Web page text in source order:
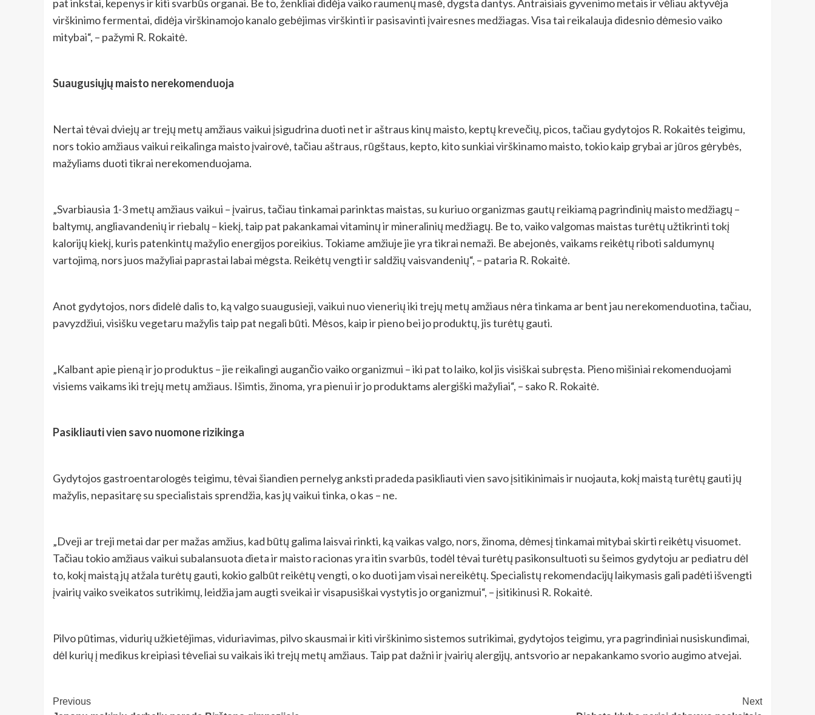
pat inkstai, kepenys ir kiti svarbūs organai. Be to, ženkliai didėja vaiko raumenų masė, dygsta dantys. Antraisiais gyvenimo metais ir vėliau aktyvėja
virškinimo fermentai, didėja virškinamojo kanalo gebėjimas virškinti ir pasisavinti įvairesnes medžiagas. Visa tai reikalauja didesnio dėmesio vaiko
mitybai“, – pažymi R. Rokaitė.
Suaugusiųjų maisto nerekomenduoja
Nertai tėvai dviejų ar trejų metų amžiaus vaikui įsigudrina duoti net ir aštraus kinų maisto, keptų krevečių, picos, tačiau gydytojos R. Rokaitės teigimu,
nors tokio amžiaus vaikui reikalinga maisto įvairovė, tačiau aštraus, rūgštaus, kepto, kito sunkiai virškinamo maisto, tokio kaip grybai ar jūros gėrybės,
mažyliams duoti tikrai nerekomenduojama.
„Svarbiausia 1-3 metų amžiaus vaikui – įvairus, tačiau tinkamai parinktas maistas, su kuriuo organizmas gautų reikiamą pagrindinių maisto medžiagų –
baltymų, angliavandenių ir riebalų – kiekį, taip pat pakankamai vitaminų ir mineralinių medžiagų. Be to, vaiko valgomas maistas turėtų užtikrinti tokį
kalorijų kiekį, kuris patenkintų mažylio energijos poreikius. Tokiame amžiuje jie yra tikrai nemaži. Be abejonės, vaikams reikėtų riboti saldumynų
vartojimą, nors juos mažyliai paprastai labai mėgsta. Reikėtų vengti ir saldžių vaisvandenių“, – pataria R. Rokaitė.
Anot gydytojos, nors didelė dalis to, ką valgo suaugusieji, vaikui nuo vienerių iki trejų metų amžiaus nėra tinkama ar bent jau nerekomenduotina, tačiau,
pavyzdžiui, visišku vegetaru mažylis taip pat negali būti. Mėsos, kaip ir pieno bei jo produktų, jis turėtų gauti.
„Kalbant apie pieną ir jo produktus – jie reikalingi augančio vaiko organizmui – iki pat to laiko, kol jis visiškai subręsta. Pieno mišiniai rekomenduojami
visiems vaikams iki trejų metų amžiaus. Išimtis, žinoma, yra pienui ir jo produktams alergiški mažyliai“, – sako R. Rokaitė.
Pasikliauti vien savo nuomone rizikinga
Gydytojos gastroentarologės teigimu, tėvai šiandien pernelyg anksti pradeda pasikliauti vien savo įsitikinimais ir nuojauta, kokį maistą turėtų gauti jų
mažylis, nepasitarę su specialistais sprendžia, kas jų vaikui tinka, o kas – ne.
„Dveji ar treji metai dar per mažas amžius, kad būtų galima laisvai rinkti, ką vaikas valgo, nors, žinoma, dėmesį tinkamai mitybai skirti reikėtų visuomet.
Tačiau tokio amžiaus vaikui subalansuota dieta ir maisto racionas yra itin svarbūs, todėl tėvai turėtų pasikonsultuoti su šeimos gydytoju ar pediatru dėl
to, kokį maistą jų atžala turėtų gauti, kokio galbūt reikėtų vengti, o ko duoti jam visai nereikėtų. Specialistų rekomendacijų laikymasis gali padėti išvengti
įvairių vaiko sveikatos sutrikimų, leidžia jam augti sveikai ir visapusiškai vystytis jo organizmui“, – įsitikinusi R. Rokaitė.
Pilvo pūtimas, vidurių užkietėjimas, viduriavimas, pilvo skausmai ir kiti virškinimo sistemos sutrikimai, gydytojos teigimu, yra pagrindiniai nusiskundimai,
dėl kurių į medikus kreipiasi tėveliai su vaikais iki trejų metų amžiaus. Taip pat dažni ir įvairių alergijų, antsvorio ar nepakankamo svorio augimo atvejai.
Post
Previous
Next